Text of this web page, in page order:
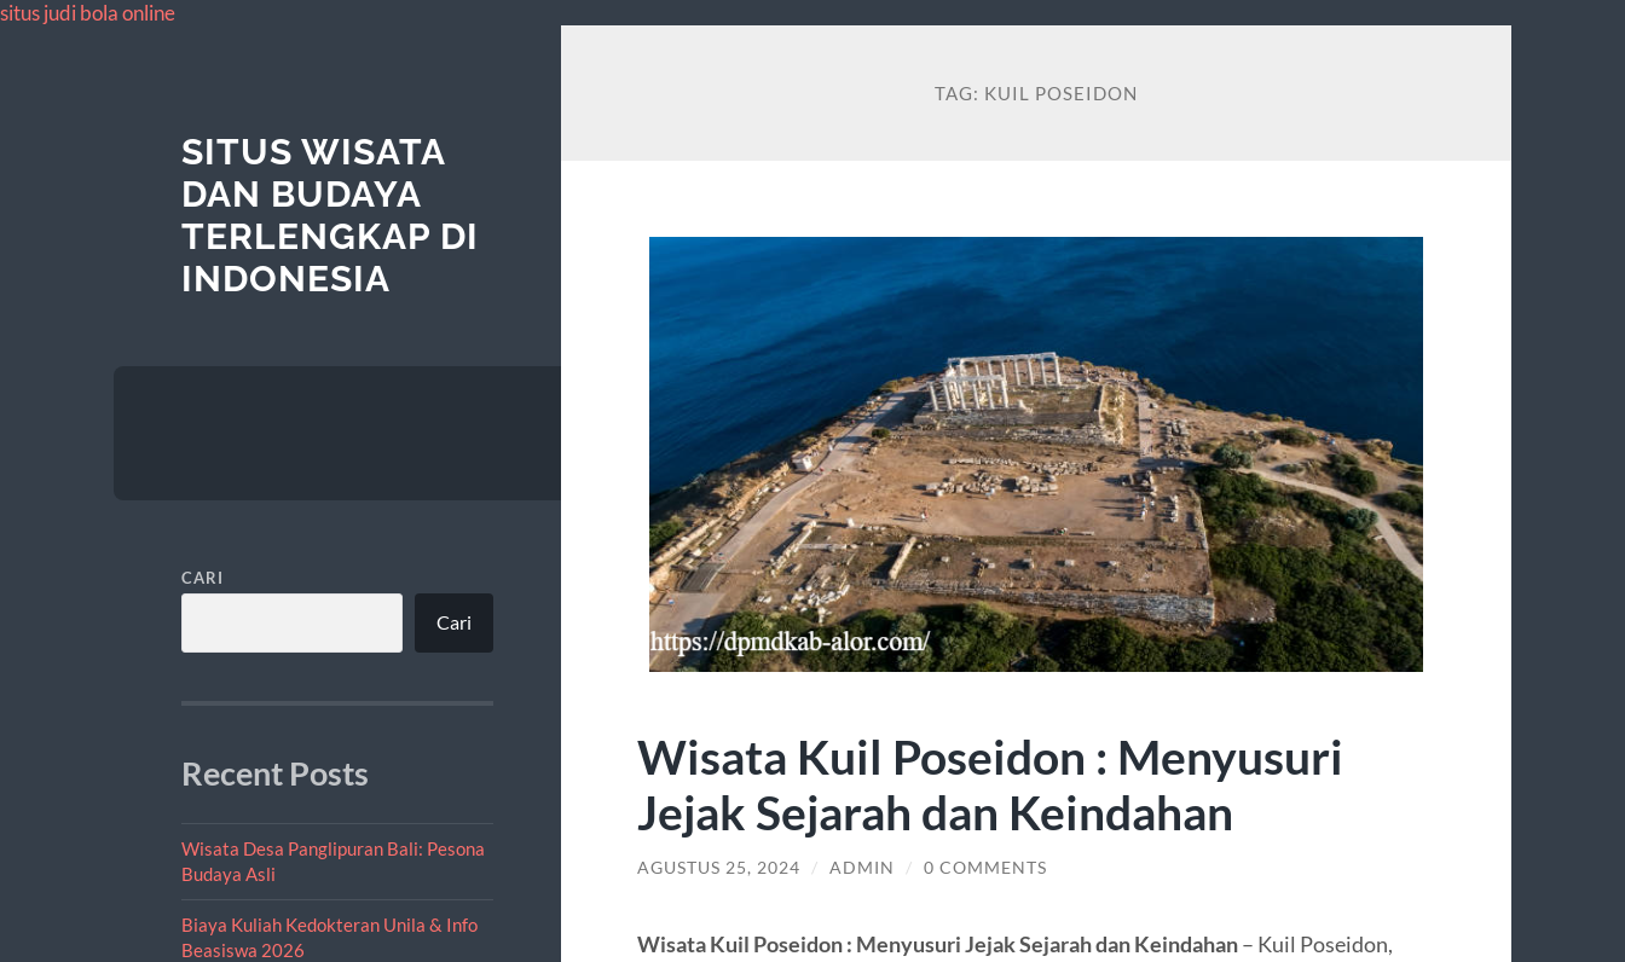
situs judi bola online
SITUS WISATA
DAN BUDAYA
TERLENGKAP DI
INDONESIA
CARI
Cari
Recent Posts
Wisata Desa Panglipuran Bali: Pesona
Budaya Asli
Biaya Kuliah Kedokteran Unila & Info
Beasiswa 2026
TAG: KUIL POSEIDON
Wisata Kuil Poseidon : Menyusuri
Jejak Sejarah dan Keindahan
AGUSTUS 25, 2024 / ADMIN / 0 COMMENTS
Wisata Kuil Poseidon : Menyusuri Jejak Sejarah dan Keindahan– Kuil Poseidon,